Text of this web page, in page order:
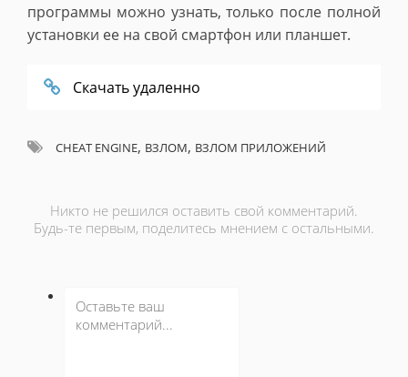
программы можно узнать, только после полной
установки ее на свой смартфон или планшет.
Скачать удаленно
CHEAT ENGINE, ВЗЛОМ, ВЗЛОМ ПРИЛОЖЕНИЙ
Никто не решился оставить свой комментарий.
Будь-те первым, поделитесь мнением с остальными.